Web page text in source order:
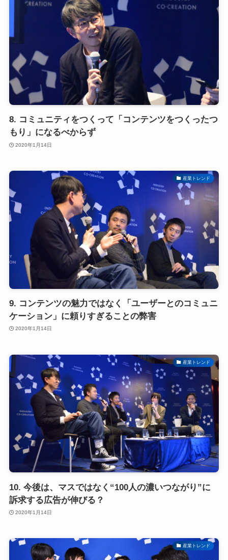
8. コミュニティをつくって「コンテンツをつくったつ
もり」になるべからず
2020年1月14日
産業トレンド
9. コンテンツの魅力ではなく「ユーザーとのコミュニ
ケーション」に頼りすぎることの弊害
2020年1月14日
産業トレンド
10. 今後は、マスではなく“100人の濃いつながり”に
訴求する広告が伸びる？
2020年1月14日
産業トレンド